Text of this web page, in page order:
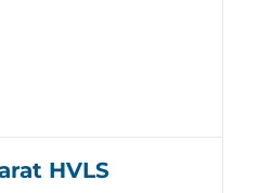
HVLS